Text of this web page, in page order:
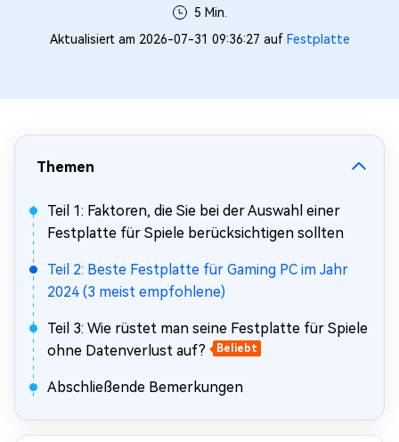
5 Min.
Aktualisiert am 2026-07-31 09:36:27 auf Festplatte
Themen
Teil 1: Faktoren, die Sie bei der Auswahl einer
Festplatte für Spiele berücksichtigen sollten
Teil 2: Beste Festplatte für Gaming PC im Jahr
2024 (3 meist empfohlene)
Teil 3: Wie rüstet man seine Festplatte für Spiele
ohne Datenverlust auf?
Beliebt
Abschließende Bemerkungen